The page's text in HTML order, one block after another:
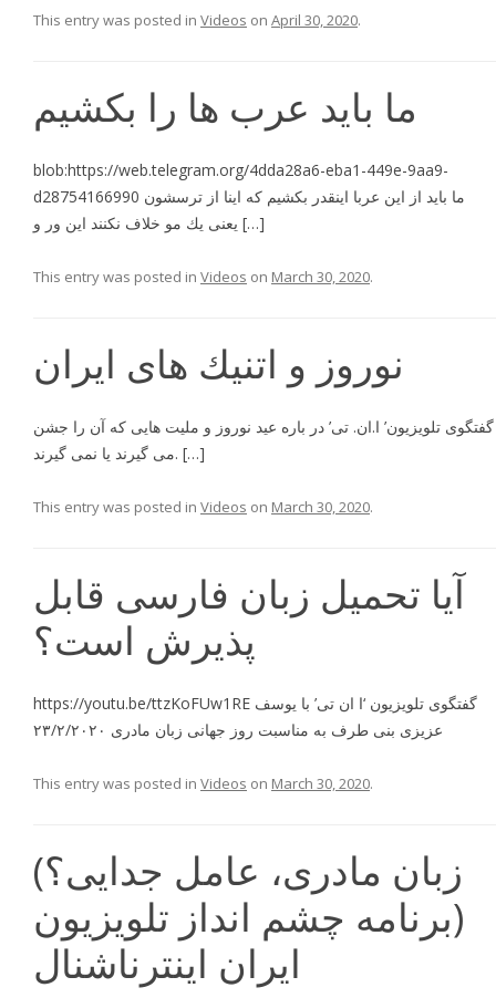
This entry was posted in Videos on April 30, 2020.
ما باید عرب ها را بکشیم
blob:https://web.telegram.org/4dda28a6-eba1-449e-9aa9-
d28754166990 ما بايد از اين عربا اينقدر بكشيم كه اينا از ترسشون
يعنى يك مو خلاف نكنند اين ور و […]
This entry was posted in Videos on March 30, 2020.
نوروز و اتنيك هاى ايران
گفتگوی تلویزیون’ ا.ان. تی’ در باره عید نوروز و ملیت هایی که آن را جشن
می گیرند یا نمی گیرند. […]
This entry was posted in Videos on March 30, 2020.
آیا تحمیل زبان فارسی قابل
پذیرش است؟
https://youtu.be/ttzKoFUw1RE گفتگوی تلویزیون ‘ا ان تی’ با یوسف
عزیزی بنی طرف به مناسبت روز جهانی زبان مادری ۲۳/۲/۲۰۲۰
This entry was posted in Videos on March 30, 2020.
(زبان مادری، عامل جدایی؟
(برنامه چشم انداز تلویزیون
ایران اینترناشنال